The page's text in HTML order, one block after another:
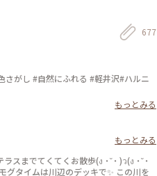
677
もっとみる
もっとみる
スまでてくてくお散歩(ง ˙˘˙ )ว(ง ˙˘˙